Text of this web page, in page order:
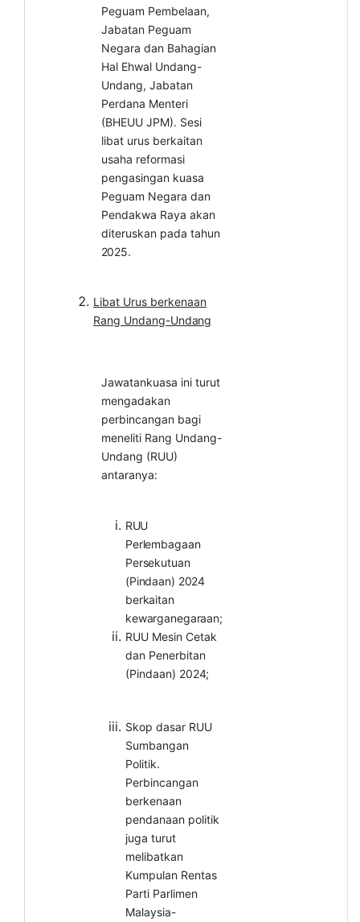
Peguam Pembelaan,
Jabatan Peguam
Negara dan Bahagian
Hal Ehwal Undang-
Undang, Jabatan
Perdana Menteri
(BHEUU JPM). Sesi
libat urus berkaitan
usaha reformasi
pengasingan kuasa
Peguam Negara dan
Pendakwa Raya akan
diteruskan pada tahun
2025.
Libat Urus berkenaan
Rang Undang-Undang
Jawatankuasa ini turut
mengadakan
perbincangan bagi
meneliti Rang Undang-
Undang (RUU)
antaranya:
RUU
Perlembagaan
Persekutuan
(Pindaan) 2024
berkaitan
kewarganegaraan;
RUU Mesin Cetak
dan Penerbitan
(Pindaan) 2024;
Skop dasar RUU
Sumbangan
Politik.
Perbincangan
berkenaan
pendanaan politik
juga turut
melibatkan
Kumpulan Rentas
Parti Parlimen
Malaysia-